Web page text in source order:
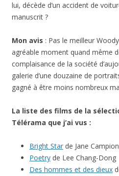
lui, décède d’un accident de
manuscrit ?
Mon avis : Pas le meilleur
agréable moment quand même
complaisance de la société
galerie d’une douzaine de
gagné à être moins nombreux
La liste des films de la
Télérama que j’ai vus :
Bright Star de Jane Campion
Poetry de Lee Chang-Dong
Des hommes et des dieux